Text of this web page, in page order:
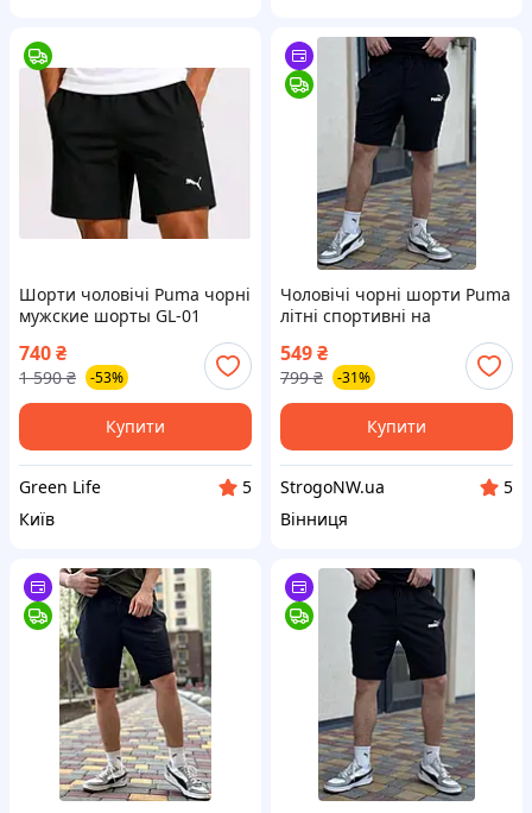
Шорти чоловічі Puma чорні
мужские шорты GL-01
740₴
1 590 ₴ -53%
Купити
Green Life
5
Київ
Чоловічі чорні шорти Puma
літні спортивні на
шорти Пума чорного
кольору на літо на гумці
549₴
799 ₴ -31%
Купити
StrogoNW.ua
5
Вінниця